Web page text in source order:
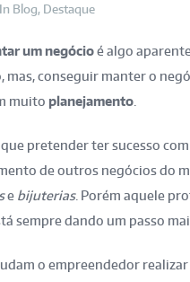
In Blog, Destaque
um negócioé algo
mas, conseguir manter o
muito planejamento
pretender ter sucesso
de outros negócios do
e bijuterias. Porém aquele
sempre dando um passo
o empreendedor